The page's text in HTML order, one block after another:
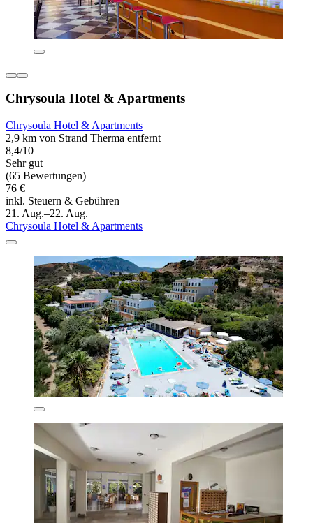
Chrysoula Hotel & Apartments
Chrysoula Hotel & Apartments
2,9 km von Strand Therma entfernt
8,4/10
Sehr gut
(65 Bewertungen)
76 €
inkl. Steuern & Gebühren
21. Aug.–22. Aug.
Chrysoula Hotel & Apartments